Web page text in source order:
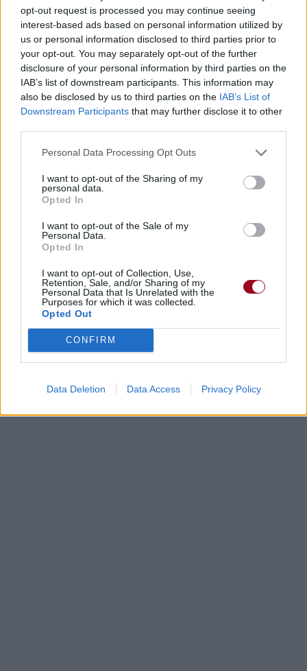
opt-out request is processed you may continue seeing
interest-based ads based on personal information utilized by
us or personal information disclosed to third parties prior to
your opt-out. You may separately opt-out of the further
disclosure of your personal information by third parties on the
IAB’s list of downstream participants. This information may
also be disclosed by us to third parties on the IAB’s List of
Downstream Participants that may further disclose it to other
Personal Data Processing Opt Outs
I want to opt-out of the Sharing of my
personal data.
Opted In
I want to opt-out of the Sale of my
Personal Data.
Opted In
I want to opt-out of Collection, Use,
Retention, Sale, and/or Sharing of my
Personal Data that Is Unrelated with the
Purposes for which it was collected.
Opted Out
CONFIRM
Data Deletion Data Access Privacy Policy